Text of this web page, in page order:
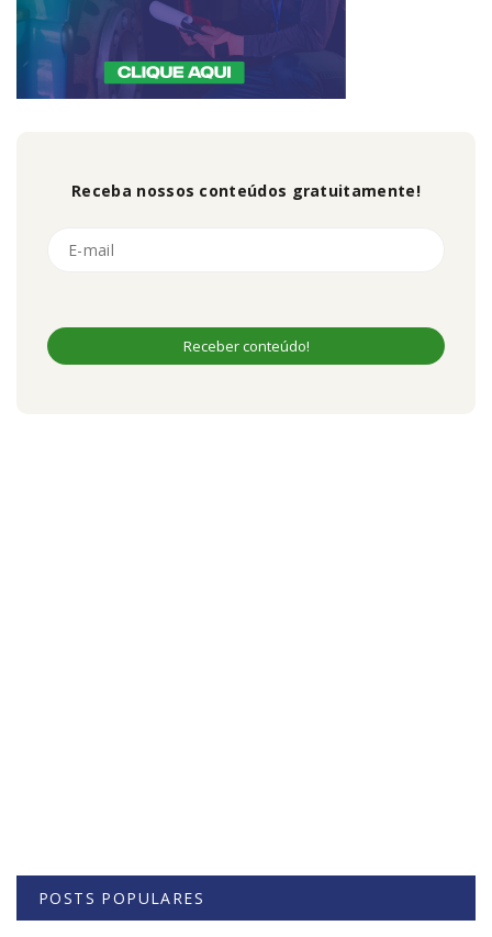
Receba nossos conteúdos gratuitamente!
POSTS POPULARES